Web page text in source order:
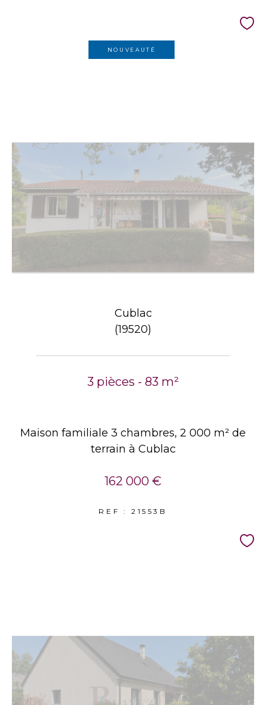
NOUVEAUTÉ
Cublac
(19520)
3 pièces - 83 m²
Maison familiale 3 chambres, 2 000 m² de
terrain à Cublac
162 000 €
REF : 21553B